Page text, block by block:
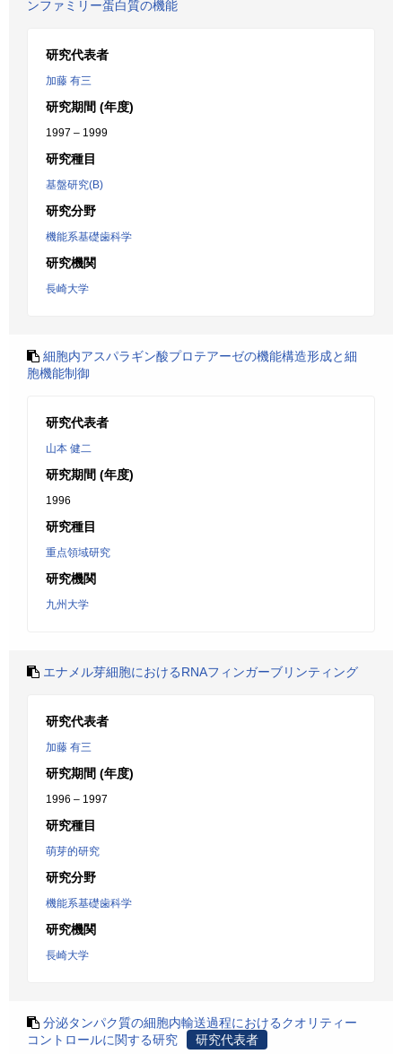
ンファミリー蛋白質の機能
研究代表者
加藤 有三
研究期間 (年度)
1997 – 1999
研究種目
基盤研究(B)
研究分野
機能系基礎歯科学
研究機関
長崎大学
細胞内アスパラギン酸プロテアーゼの機能構造形成と細
胞機能制御
研究代表者
山本 健二
研究期間 (年度)
1996
研究種目
重点領域研究
研究機関
九州大学
エナメル芽細胞におけるRNAフィンガーブリンティング
研究代表者
加藤 有三
研究期間 (年度)
1996 – 1997
研究種目
萌芽的研究
研究分野
機能系基礎歯科学
研究機関
長崎大学
分泌タンパク質の細胞内輸送過程におけるクオリティー
コントロールに関する研究
研究代表者